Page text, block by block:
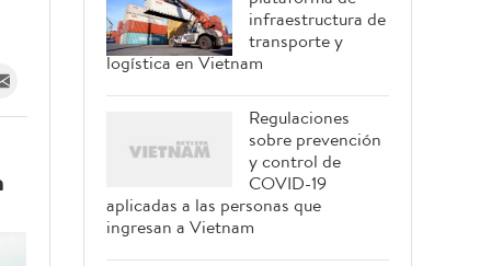
infraestructura de
transporte y
logística en Vietnam
Regulaciones
sobre prevención
y control de
COVID-19
aplicadas a las personas que
ingresan a Vietnam